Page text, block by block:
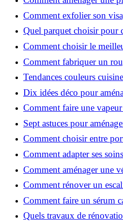
efficacement ?
Comment exfolier son
Quel parquet choisir pour
maison ?
Comment choisir le
Grenoble en 2026 ?
Comment fabriquer un
hydratant fait maison ?
Tendances couleurs
colorés, que choisir ?
Dix idées déco pour
chez soi
Comment faire une
une peau plus saine et
Sept astuces pour
naturelle chez soi
Comment choisir entre
coulissante pour séparer
Comment adapter ses
en hiver ?
Comment aménager une
conviviale : 12 idées déco
Comment rénover un
astuces faciles pas à pas
Comment faire un sérum
stimule réellement la
Quels travaux de